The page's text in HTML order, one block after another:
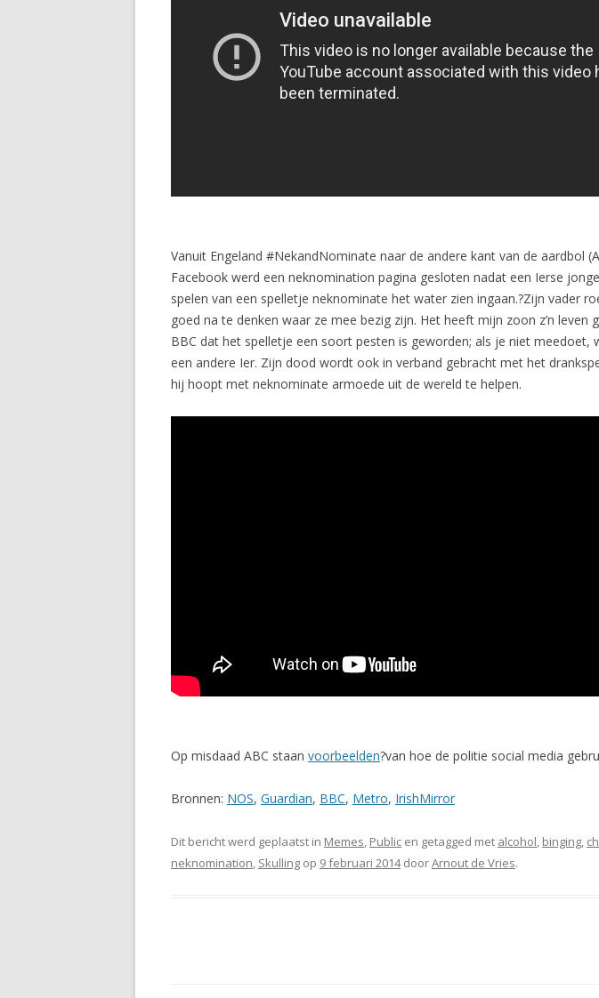
Vanuit Engeland #NekandNominate naar de andere kant van de aardbol
Facebook werd een neknomination pagina gesloten nadat een Ierse
spelen van een spelletje neknominate het water zien ingaan.?Zijn vader
goed na te denken waar ze mee bezig zijn. Het heeft mijn zoon z’n leven
BBC dat het spelletje een soort pesten is geworden; als je niet
een andere Ier. Zijn dood wordt ook in verband gebracht met het
hij hoopt met neknominate armoede uit de wereld te helpen.
Op misdaad ABC staan voorbeelden?van hoe de politie social media
Bronnen: NOS, Guardian, BBC, Metro, IrishMirror
Dit bericht werd geplaatst in Memes, Public en getagged met alcohol, binging,
neknomination, Skulling op 9 februari 2014doorArnout de Vries.